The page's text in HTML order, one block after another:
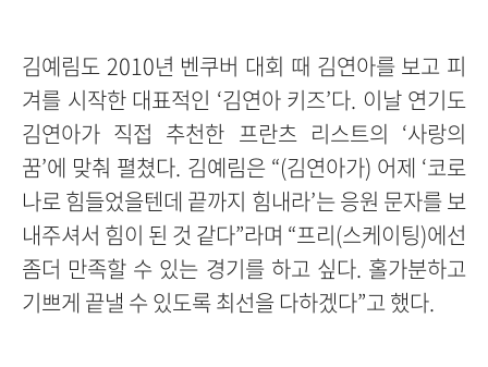
김예림도 2010년 벤쿠버 대회 때 김연아를 보고 피
겨를 시작한 대표적인 ‘김연아 키즈’다. 이날 연기도
김연아가 직접 추천한 프란츠 리스트의 ‘사랑의
꿈’에 맞춰 펼쳤다. 김예림은 “(김연아가) 어제 ‘코로
나로 힘들었을텐데 끝까지 힘내라’는 응원 문자를 보
내주셔서 힘이 된 것 같다”라며 “프리(스케이팅)에선
좀더 만족할 수 있는 경기를 하고 싶다. 홀가분하고
기쁘게 끝낼 수 있도록 최선을 다하겠다”고 했다.